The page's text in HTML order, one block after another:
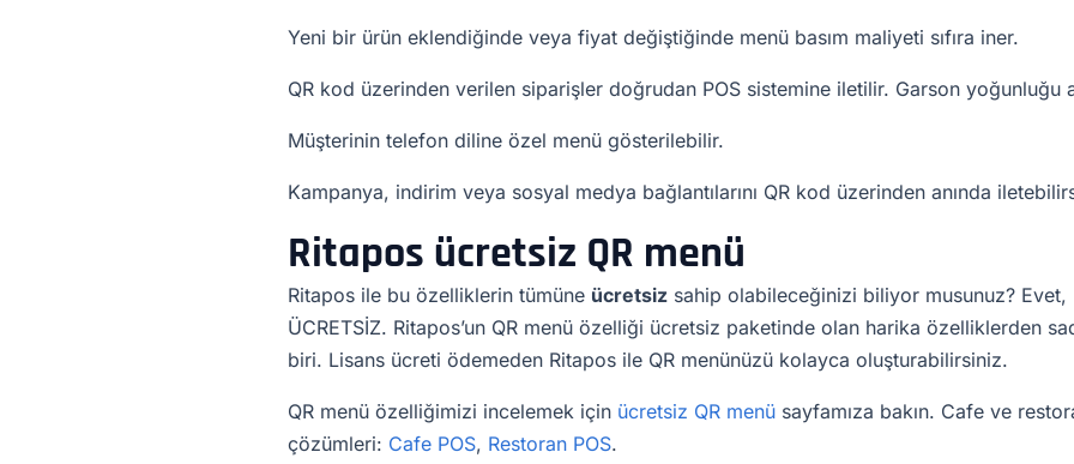
Yeni bir ürün eklendiğinde veya fiyat değiştiğinde menü basım maliyeti sıfıra iner.
QR kod üzerinden verilen siparişler doğrudan POS sistemine iletilir. Garson yoğunluğu
Müşterinin telefon diline özel menü gösterilebilir.
Kampanya, indirim veya sosyal medya bağlantılarını QR kod üzerinden anında
Ritapos ücretsiz QR menü
Ritapos ile bu özelliklerin tümüne ücretsiz sahip olabileceğinizi biliyor musunuz? Evet,
ÜCRETSİZ. Ritapos’un QR menü özelliği ücretsiz paketinde olan harika özelliklerden
biri. Lisans ücreti ödemeden Ritapos ile QR menünüzü kolayca oluşturabilirsiniz.
QR menü özelliğimizi incelemek için ücretsiz QR menü sayfamıza bakın. Cafe ve
çözümleri: Cafe POS, Restoran POS.